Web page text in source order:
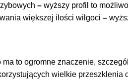
– wyższy profil to
większej ilości wilgoci –
to ogromne znaczenie,
wielkie przeszklenia